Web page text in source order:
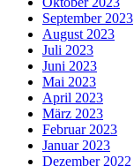
September 2023
August 2023
Juli 2023
Juni 2023
Mai 2023
April 2023
März 2023
Februar 2023
Januar 2023
Dezember 2022